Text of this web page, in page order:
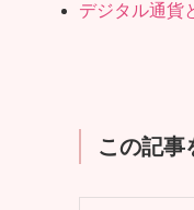
デジタル通貨
この記事